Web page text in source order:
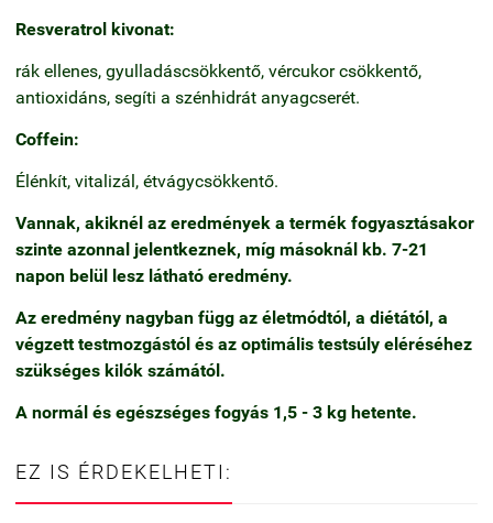
Resveratrol kivonat:
rák ellenes, gyulladáscsökkentő, vércukor csökkentő,
antioxidáns, segíti a szénhidrát anyagcserét.
Coffein:
Élénkít, vitalizál, étvágycsökkentő.
Vannak, akiknél az eredmények a termék fogyasztásakor
szinte azonnal jelentkeznek, míg másoknál kb. 7-21
napon belül lesz látható eredmény.
Az eredmény nagyban függ az életmódtól, a diétától, a
végzett testmozgástól és az optimális testsúly eléréséhez
szükséges kilók számától.
A normál és egészséges fogyás 1,5 - 3 kg hetente.
EZ IS ÉRDEKELHETI: